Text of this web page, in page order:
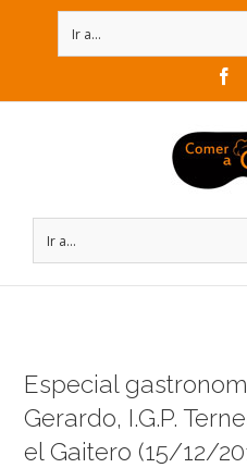
Ir a...
Ir a...
Especial
Gerardo, I.G.P.
el Gaitero (15/12/